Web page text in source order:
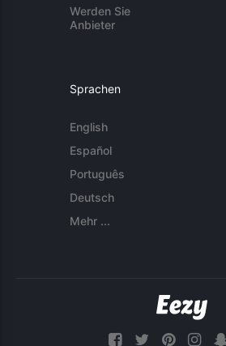
Werden Sie
Anbieter
Sprachen
English
Español
Português
Deutsch
Mehr ...